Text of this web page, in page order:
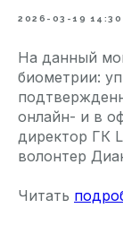
2026-03-19 14:30
На данный
биометрии:
онлайн- и в
директор ГК
волонтер
Читать